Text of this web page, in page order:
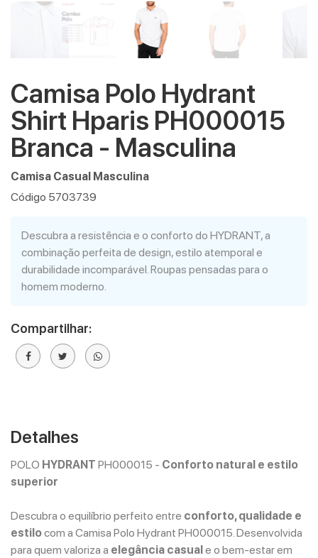
Camisa Polo Hydrant
Shirt Hparis PH000015
Branca - Masculina
Camisa Casual Masculina
Código 5703739
Descubra a resistência e o conforto do HYDRANT, a
combinação perfeita de design, estilo atemporal e
durabilidade incomparável. Roupas pensadas para o
homem moderno.
Compartilhar:
Detalhes
POLO HYDRANT PH000015 - Conforto natural e estilo
superior
Descubra o equilíbrio perfeito entre conforto, qualidade e
estilocom a Camisa Polo Hydrant PH000015. Desenvolvida
para quem valoriza a elegância casuale o bem-estar em